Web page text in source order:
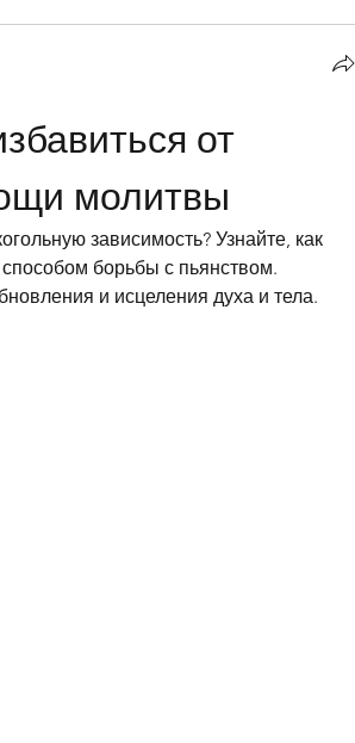
от
молитвы
зависимость? Узнайте, как
борьбы с пьянством.
и исцеления духа и тела.